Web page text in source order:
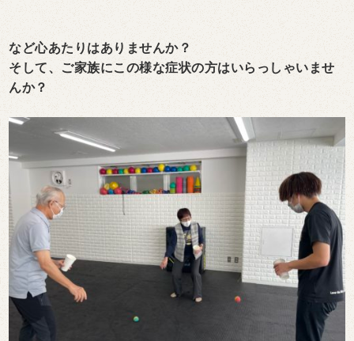
など心あたりはありませんか？
そして、ご家族にこの様な症状の方はいらっしゃいませ
んか？